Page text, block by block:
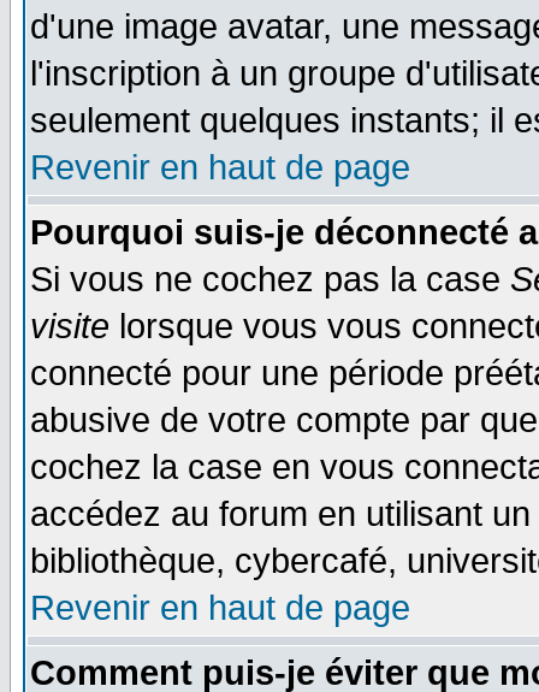
d'une image avatar, une
l'inscription à un groupe
seulement quelques instants; il
Revenir en haut de page
Pourquoi suis-je déconnecté
Si vous ne cochez pas la case
visite lorsque vous vous
connecté pour une période
abusive de votre compte par
cochez la case en vous
accédez au forum en utilisant
bibliothèque, cybercafé,
Revenir en haut de page
Comment puis-je éviter que